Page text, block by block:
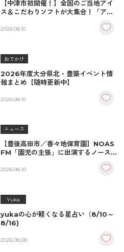
【中津市初開催！】全国のご当地アイ
ス＆こだわりソフトが大集合！「アイ
2026.08.10
おでかけ
2026年度大分県北・豊築イベント情
報まとめ【随時更新中】
2026.08.10
ニュース
【豊後高田市／香々地保育園】NOAS
FM「園児の主張」に出演するノース
2026.08.10
Yuka
yukaの心が軽くなる星占い（8/10～
8/16)
2026.08.08